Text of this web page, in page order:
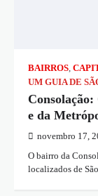
BAIRROS,
UM GUIA DE
e da
novembro 17,
O bairro da
localizados de